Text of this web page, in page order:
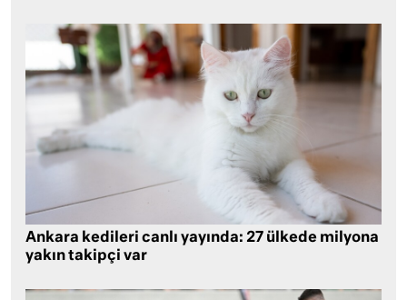
Ankara kedileri canlı yayında: 27 ülkede milyona
yakın takipçi var